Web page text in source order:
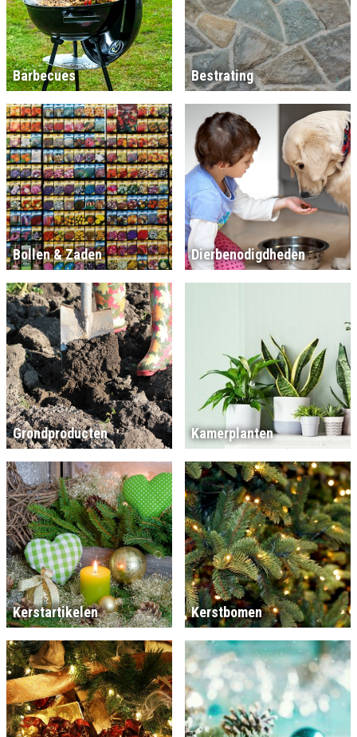
Barbecues Bestrating
Bollen & Zaden Dierbenodigdheden
Grondproducten Kamerplanten
Kerstartikelen Kerstbomen